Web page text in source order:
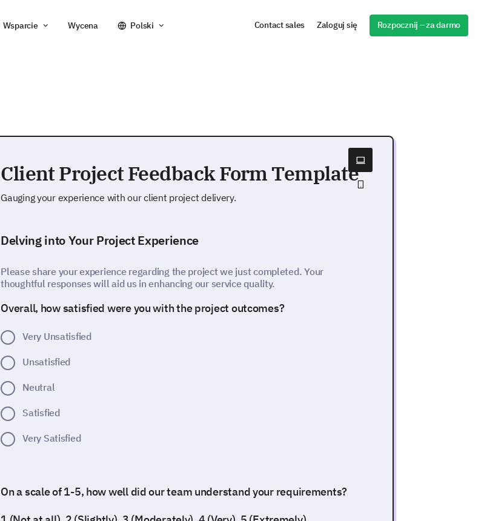
Wsparcie Wycena Polski Contact sales Zaloguj się Rozpocznij – za darmo
Client Project Feedback Form Template
Gauging your experience with our client project delivery.
Delving into Your Project Experience
Please share your experience regarding the project we just completed. Your
thoughtful responses will aid us in enhancing our service quality.
Overall, how satisfied were you with the project outcomes?
Very Unsatisfied
Unsatisfied
Neutral
Satisfied
Very Satisfied
On a scale of 1-5, how well did our team understand your requirements?